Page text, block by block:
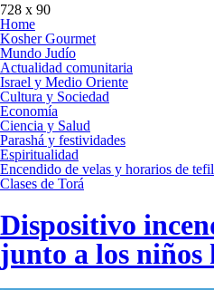
728 x 90
Home
Kosher Gourmet
Mundo Judío
Actualidad comunitaria
Israel y Medio Oriente
Cultura y Sociedad
Economía
Ciencia y Salud
Parashá y festividades
Espiritualidad
Encendido de velas y horarios de
Clases de Torá
Dispositivo
junto a los niños